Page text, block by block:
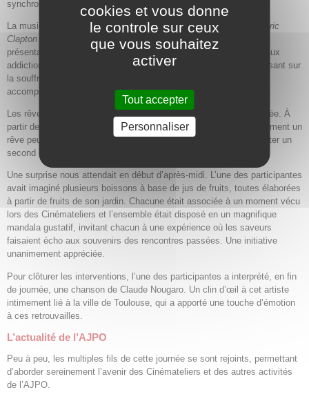
synchronicité.
La musique s’est invitée à travers des extraits du documentaire
Eric
Clapton : La vie en blues
, qui ont servi de point de départ à une
présentation du parcours d’un musicien confronté aux épreuves, aux
addictions et à la perte de son jeune fils. Un témoignage bouleversant sur
la souffrance mais aussi sur la capacité de la création artistique à
accompagner un retour à la vie.
Les rêves ont également trouvé leur place au cours de cette journée. À
partir de simples assiettes en carton, un participant a montré comment un
rêve peut ouvrir un espace de réflexion partagée, avant de présenter un
second rêve invitant à une lecture plus collective.
Une surprise nous attendait en début d’après-midi. L’une des participantes
avait imaginé plusieurs boissons à base de jus de fruits, toutes élaborées
à partir de fruits de son jardin. Chacune était associée à un moment vécu
lors des Cinémateliers et l’ensemble était disposé en un magnifique
mandala gustatif, invitant chacun à une expérience où les saveurs
faisaient écho aux souvenirs des rencontres passées. Une initiative
unanimement appréciée.
Pour clôturer les interventions, l’une des participantes a interprété, en fin
de journée, une chanson de Claude Nougaro. Un clin d’œil à cet artiste
intimement lié à la ville de Toulouse, qui a apporté une touche d’émotion
à ces retrouvailles.
L’actualité de l’AJPO
Peu à peu, les multiples fils de cette journée se sont rejoints, permettant
d’aborder sereinement l’avenir des Cinémateliers et des autres activités
de l’AJPO.
cookies et vous donne
le controle sur ceux
que vous souhaitez
activer
Tout accepter
Personnaliser